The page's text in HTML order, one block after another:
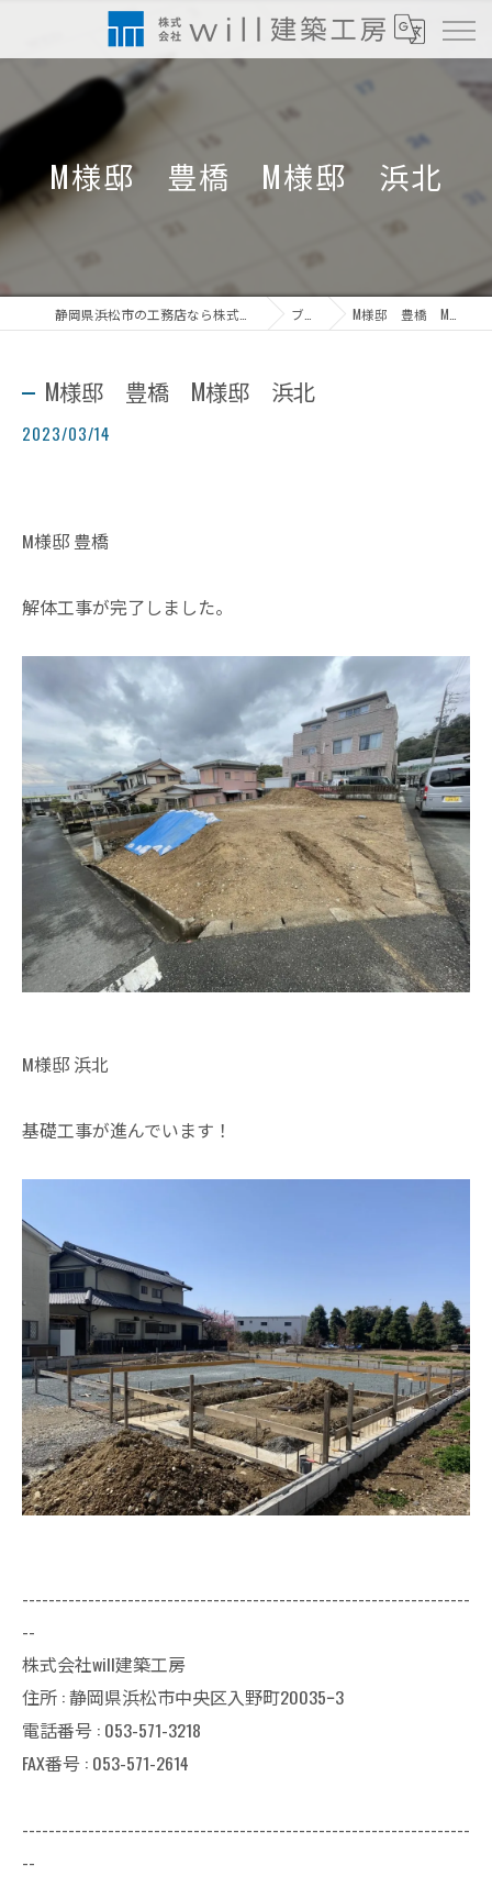
M様邸 豊橋 M様邸 浜北
ブログ M様邸 豊橋 M様邸 浜北
M様邸 豊橋 M様邸 浜北
2023/03/14
M様邸 豊橋
解体工事が完了しました。
M様邸 浜北
基礎工事が進んでいます！
--------------------------------------------------------------------
--
株式会社will建築工房
住所 : 静岡県浜松市中央区入野町20035ｰ3
電話番号 : 053-571-3218
FAX番号 : 053-571-2614
--------------------------------------------------------------------
--